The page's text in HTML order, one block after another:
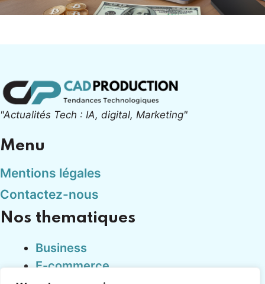
"Actualités Tech : IA, digital, Marketing"
Menu
Mentions légales
Contactez-nous
Nos thematiques
Business
E-commerce